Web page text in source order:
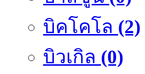
บิคโคโล (2)
บิวเกิล (0)